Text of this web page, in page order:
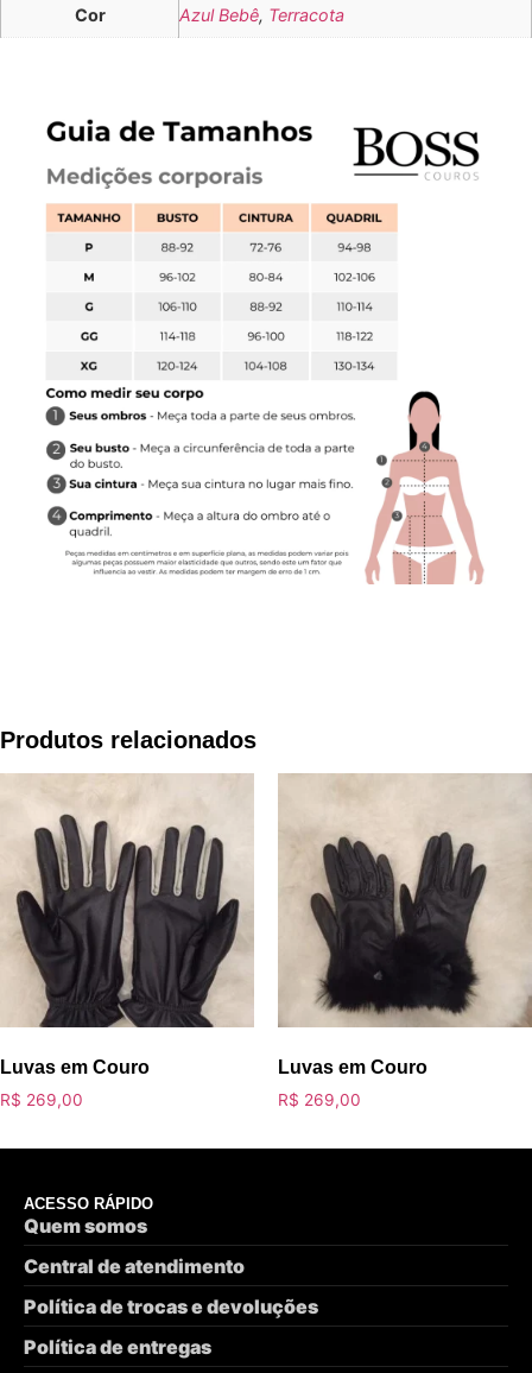
Cor Azul Bebê, Terracota
Produtos relacionados
Luvas em Couro
R$ 269,00
Luvas em Couro
R$ 269,00
ACESSO RÁPIDO
Quem somos
Central de atendimento
Política de trocas e devoluções
Política de entregas